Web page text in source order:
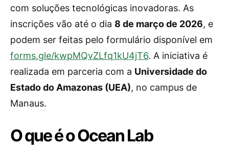
com soluções tecnológicas inovadoras. As
inscrições vão até o dia 8 de março de 2026, e
podem ser feitas pelo formulário disponível em
forms.gle/kwpMQvZLfq1kU4jT6. A iniciativa é
realizada em parceria com a Universidade do
Estado do Amazonas (UEA), no campus de
Manaus.
O que é o Ocean Lab